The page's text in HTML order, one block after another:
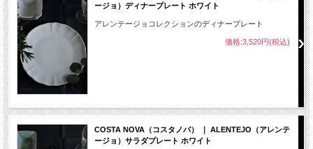
ージョ）ディナープレート ホワイト
アレンテージョコレクションのディナープレート
価格:3,520円(税込)
COSTA NOVA（コスタノバ） ｜ ALENTEJO（アレンテ
ージョ）サラダプレート ホワイト